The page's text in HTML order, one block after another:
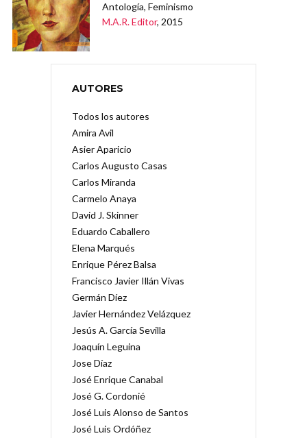
Antología, Feminismo
M.A.R. Editor, 2015
AUTORES
Todos los autores
Amira Avil
Asier Aparicio
Carlos Augusto Casas
Carlos Miranda
Carmelo Anaya
David J. Skinner
Eduardo Caballero
Elena Marqués
Enrique Pérez Balsa
Francisco Javier Illán Vivas
Germán Díez
Javier Hernández Velázquez
Jesús A. García Sevilla
Joaquín Leguina
Jose Díaz
José Enrique Canabal
José G. Cordonié
José Luis Alonso de Santos
José Luis Ordóñez